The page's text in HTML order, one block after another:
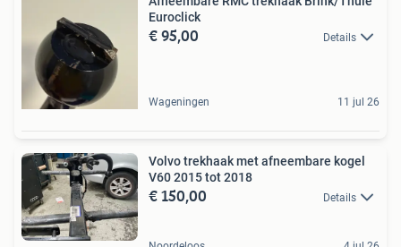
Euroclick
€ 95,00 Details
Wageningen 11 jul 26
Volvo trekhaak met afneembare kogel
V60 2015 tot 2018
€ 150,00 Details